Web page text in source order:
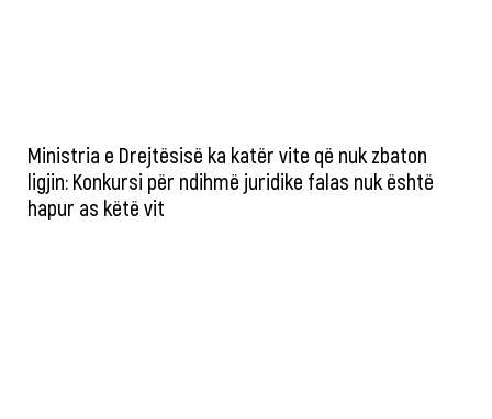
Ministria e Drejtësisë ka katër vite që nuk zbaton
ligjin: Konkursi për ndihmë juridike falas nuk është
hapur as këtë vit